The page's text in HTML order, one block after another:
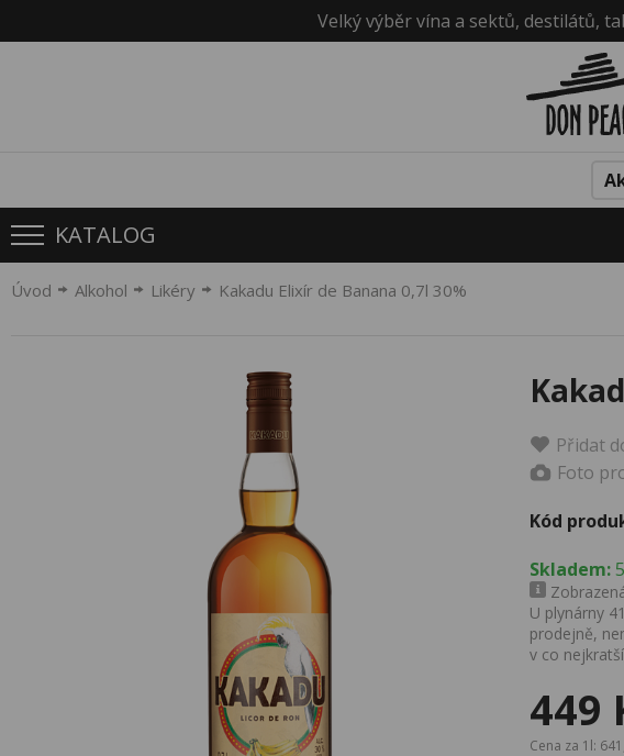
Velký výběr vína a sektů, destilátů,
KATALOG
Úvod Alkohol Likéry Kakadu Elixír de Banana 0,7l 30%
Přidat
Foto
Kód
Skladem:
U plynárny
prodejně,
v co
449
Cena za 1l: